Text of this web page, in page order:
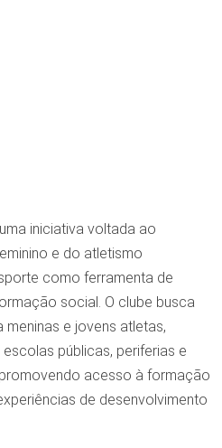
iniciativa voltada ao
e do atletismo
como ferramenta de
social. O clube busca
e jovens atletas,
públicas, periferias e
acesso à formação
de desenvolvimento